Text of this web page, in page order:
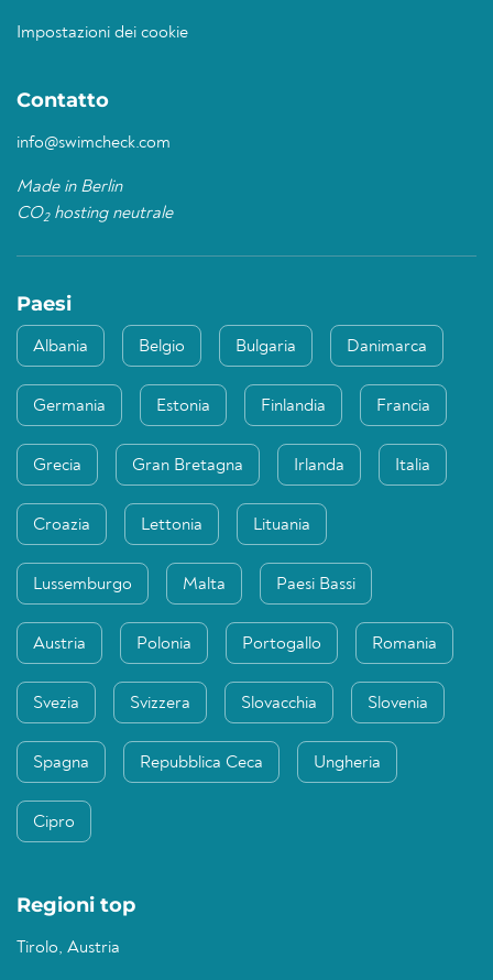
Impostazioni dei cookie
Contatto
info@swimcheck.com
Made in Berlin
CO2hosting neutrale
Paesi
Albania Belgio Bulgaria Danimarca
Germania Estonia Finlandia Francia
Grecia Gran Bretagna Irlanda Italia
Croazia Lettonia Lituania
Lussemburgo Malta Paesi Bassi
Austria Polonia Portogallo Romania
Svezia Svizzera Slovacchia Slovenia
Spagna Repubblica Ceca Ungheria
Cipro
Regioni top
Tirolo, Austria